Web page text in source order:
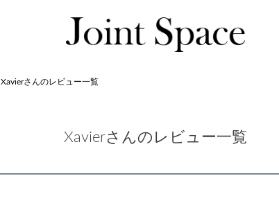
Xavierさんのレビュー一覧
Xavierさんのレビュー一覧